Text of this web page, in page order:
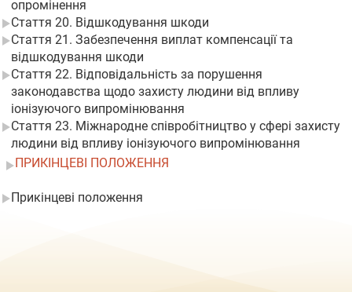
опромінення
Стаття 20. Відшкодування шкоди
Стаття 21. Забезпечення виплат компенсації та
відшкодування шкоди
Стаття 22. Відповідальність за порушення
законодавства щодо захисту людини від впливу
іонізуючого випромінювання
Стаття 23. Міжнародне співробітництво у сфері захисту
людини від впливу іонізуючого випромінювання
ПРИКІНЦЕВІ ПОЛОЖЕННЯ
Прикінцеві положення